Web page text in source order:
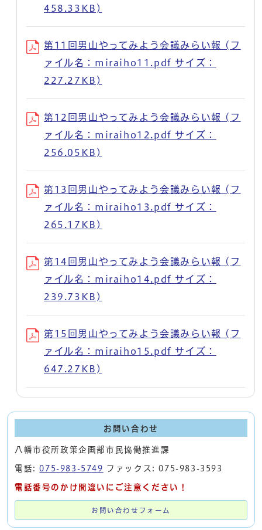
458.33KB)
第11回男山やってみよう会議みらい報 (フ
ァイル名：miraiho11.pdf サイズ：
227.27KB)
第12回男山やってみよう会議みらい報 (フ
ァイル名：miraiho12.pdf サイズ：
256.05KB)
第13回男山やってみよう会議みらい報 (フ
ァイル名：miraiho13.pdf サイズ：
265.17KB)
第14回男山やってみよう会議みらい報 (フ
ァイル名：miraiho14.pdf サイズ：
239.73KB)
第15回男山やってみよう会議みらい報 (フ
ァイル名：miraiho15.pdf サイズ：
647.27KB)
お問い合わせ
八幡市役所政策企画部市民協働推進課
電話:075-983-5749 ファックス: 075-983-3593
電話番号のかけ間違いにご注意ください！
お問い合わせフォーム